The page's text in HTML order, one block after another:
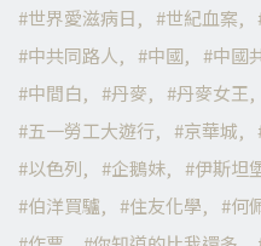
世界愛滋病日
世紀血案
中共同路人
中國 中國
中間白
丹麥 丹麥女王
五一勞工大遊行
京華城
以色列
企鵝妹 伊斯坦
伯洋買驢
住友化學 何